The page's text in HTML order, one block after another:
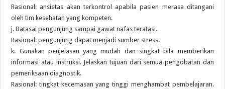
Rasional: ansietas akan terkontrol apabila pasien merasa ditangani
oleh tim kesehatan yang kompeten.
j. Batasai pengunjung sampai gawat nafas teratasi.
Rasional: pengunjung dapat menjadi sumber stress.
k. Gunakan penjelasan yang mudah dan singkat bila memberikan
informasi atau instruksi. Jelaskan tujuan dari semua pengobatan dan
pemeriksaan diagnostik.
Rasional: tingkat kecemasan yang tinggi menghambat pembelajaran.